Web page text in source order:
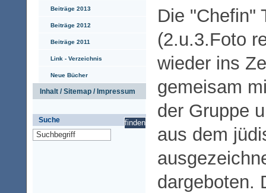
Beiträge 2013
Beiträge 2012
Beiträge 2011
Link - Verzeichnis
Neue Bücher
Inhalt / Sitemap / Impressum
Suche
Die "Chefin"
(2.u.3.Foto
wieder ins
gemeisam
der Gruppe
aus dem
dargeboten.